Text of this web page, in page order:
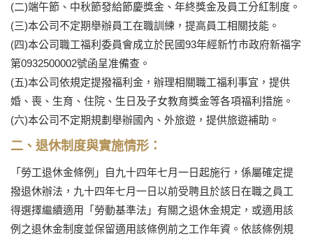
(二)端午節、中秋節發給節慶獎金、年終獎金及員工分紅制度。
(三)本公司不定期舉辦員工在職訓練，提高員工相關技能。
(四)本公司職工福利委員會成立於民國93年經新竹市政府新福字
第0932500002號函呈准備查。
(五)本公司依規定提撥福利金，辦理相關職工福利事宜，提供
婚、喪、生育、住院、生日及子女教育獎金等各項福利措施。
(六)本公司不定期規劃舉辦國內、外旅遊，提供旅遊補助。
二、退休制度與實施情形：
「勞工退休金條例」自九十四年七月一日起施行，係屬確定提
撥退休辦法，九十四年七月一日以前受聘且於該日在職之員工
得選擇繼續適用「勞動基準法」有關之退休金規定，或適用該
例之退休金制度並保留適用該條例前之工作年資。依該條例規